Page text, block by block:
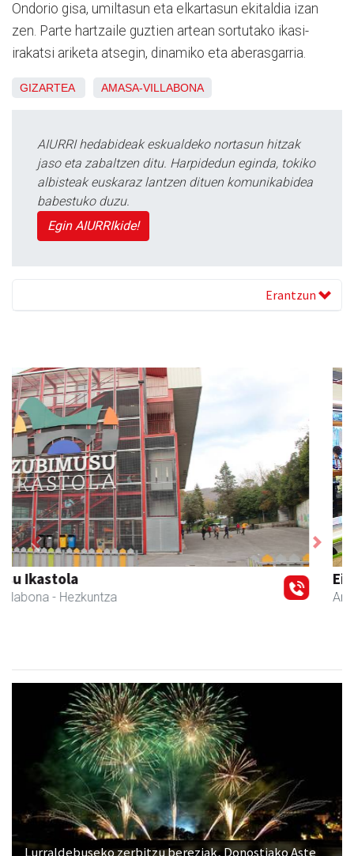
Ondorio gisa, umiltasun eta elkartasun ekitaldia izan
zen. Parte hartzaile guztien artean sortutako ikasi-
irakatsi ariketa atsegin, dinamiko eta aberasgarria.
GIZARTEA AMASA-VILLABONA
AIURRI hedabideak eskualdeko nortasun hitzak
jaso eta zabaltzen ditu. Harpidedun eginda, tokiko
albisteak euskaraz lantzen dituen komunikabidea
babestuko duzu.
Egin AIURRIkide!
Erantzun
Eizmendi ile-apaindegia
Amasa-Villabona - Ile-apaindegiak
Previous Next
Lurraldebuseko zerbitzu bereziak, Donostiako Aste